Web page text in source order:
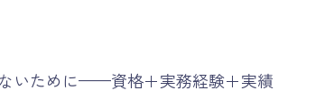
いために——資格＋実務経験＋実績